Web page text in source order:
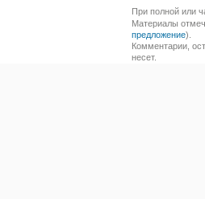
При полной или
Материалы
предложение).
Комментарии,
несет.